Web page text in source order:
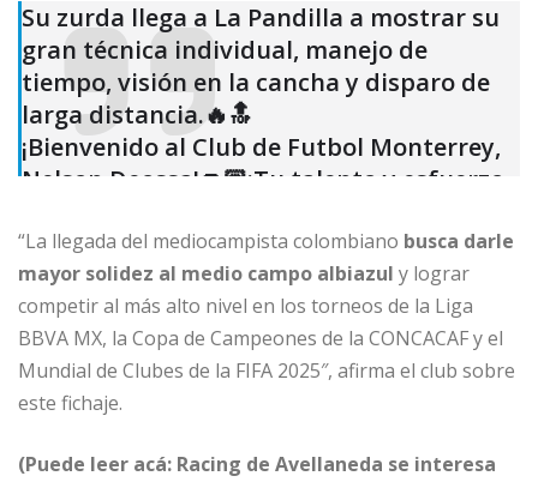
Su zurda llega a La Pandilla a mostrar su
gran técnica individual, manejo de
tiempo, visión en la cancha y disparo de
larga distancia.🔥🔝
¡Bienvenido al Club de Futbol Monterrey,
Nelson Deossa!👊🏼¡Tu talento y esfuerzo
#EnLaVidaYEnLaCancha!💙🤍
pic.twitter.com/0vTi1SfpCh
— Rayados (@Rayados)January 10, 2025
“La llegada del mediocampista colombiano busca darle
mayor solidez al medio campo albiazul y lograr
competir al más alto nivel en los torneos de la Liga
BBVA MX, la Copa de Campeones de la CONCACAF y el
Mundial de Clubes de la FIFA 2025″, afirma el club sobre
este fichaje.
(Puede leer acá: Racing de Avellaneda se interesa